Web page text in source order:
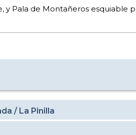
y Pala de Montañeros esquiable
/ La Pinilla